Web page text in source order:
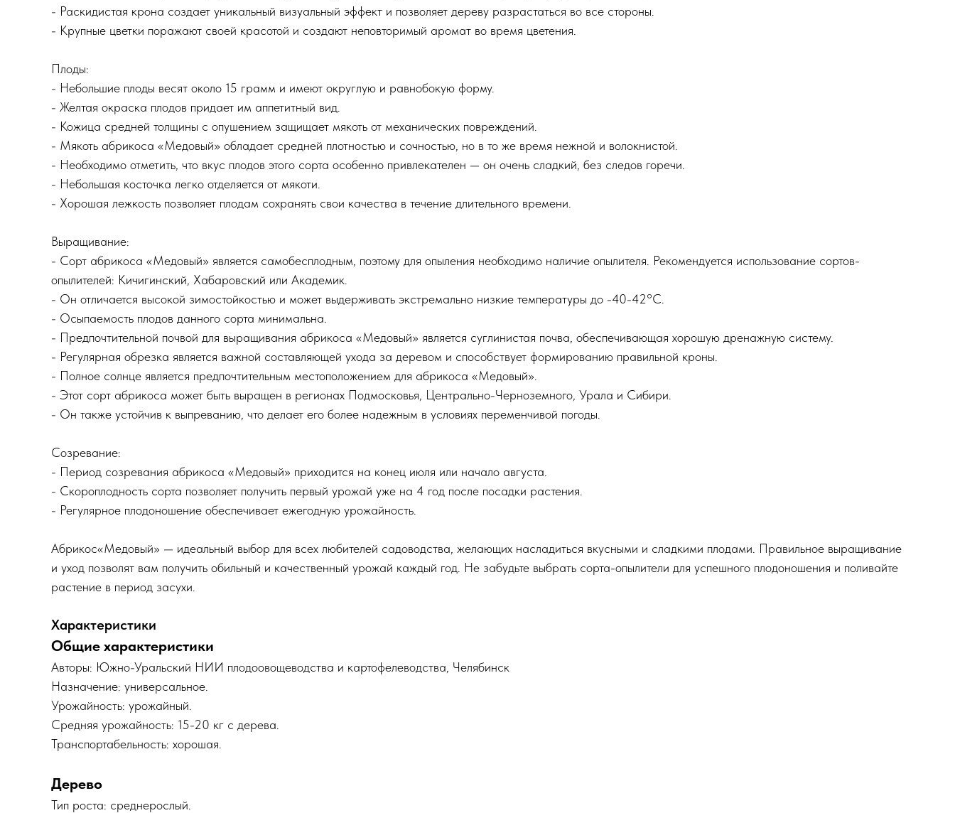
- Раскидистая крона создает уникальный визуальный эффект и позволяет дереву разрастаться во все стороны.
- Крупные цветки поражают своей красотой и создают неповторимый аромат во время цветения.
Плоды:
- Небольшие плоды весят около 15 грамм и имеют округлую и равнобокую форму.
- Желтая окраска плодов придает им аппетитный вид.
- Кожица средней толщины с опушением защищает мякоть от механических повреждений.
- Мякоть абрикоса «Медовый» обладает средней плотностью и сочностью, но в то же время нежной и волокнистой.
- Необходимо отметить, что вкус плодов этого сорта особенно привлекателен — он очень сладкий, без следов горечи.
- Небольшая косточка легко отделяется от мякоти.
- Хорошая лежкость позволяет плодам сохранять свои качества в течение длительного времени.
Выращивание:
- Сорт абрикоса «Медовый» является самобесплодным, поэтому для опыления необходимо наличие опылителя. Рекомендуется использование сортов-
опылителей: Кичигинский, Хабаровский или Академик.
- Он отличается высокой зимостойкостью и может выдерживать экстремально низкие температуры до -40-42°С.
- Осыпаемость плодов данного сорта минимальна.
- Предпочтительной почвой для выращивания абрикоса «Медовый» является суглинистая почва, обеспечивающая хорошую дренажную систему.
- Регулярная обрезка является важной составляющей ухода за деревом и способствует формированию правильной кроны.
- Полное солнце является предпочтительным местоположением для абрикоса «Медовый».
- Этот сорт абрикоса может быть выращен в регионах Подмосковья, Центрально-Черноземного, Урала и Сибири.
- Он также устойчив к выпреванию, что делает его более надежным в условиях переменчивой погоды.
Созревание:
- Период созревания абрикоса «Медовый» приходится на конец июля или начало августа.
- Скороплодность сорта позволяет получить первый урожай уже на 4 год после посадки растения.
- Регулярное плодоношение обеспечивает ежегодную урожайность.
Абрикос«Медовый» — идеальный выбор для всех любителей садоводства, желающих насладиться вкусными и сладкими плодами. Правильное выращивание
и уход позволят вам получить обильный и качественный урожай каждый год. Не забудьте выбрать сорта-опылители для успешного плодоношения и поливайте
растение в период засухи.
Характеристики
Общие характеристики
Авторы: Южно-Уральский НИИ плодоовощеводства и картофелеводства, Челябинск
Назначение: универсальное.
Урожайность: урожайный.
Средняя урожайность: 15-20 кг с дерева.
Транспортабельность: хорошая.
Дерево
Тип роста: среднерослый.